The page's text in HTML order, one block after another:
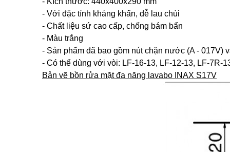
- Với đặc tính kháng khẩn, dễ lau chùi
- Chất liệu sứ cao cấp, chống bám bẩn
- Màu trắng​
- Sản phẩm đã bao gồm nút chặn nước (A - 017V)
- Có thể dùng với vòi: LF-16-13, LF-12-13, LF-7R-
Bản vẽ bồn rửa mặt đa năng lavabo INAX S17V